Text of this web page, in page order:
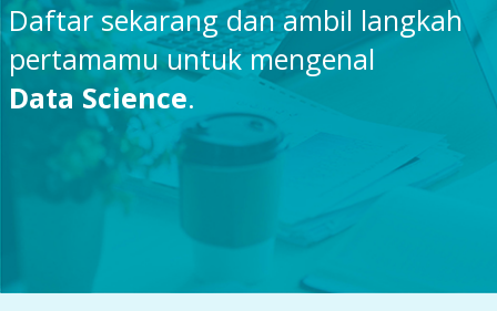
Daftar sekarang dan ambil langkah
pertamamu untuk mengenal
Data Science.